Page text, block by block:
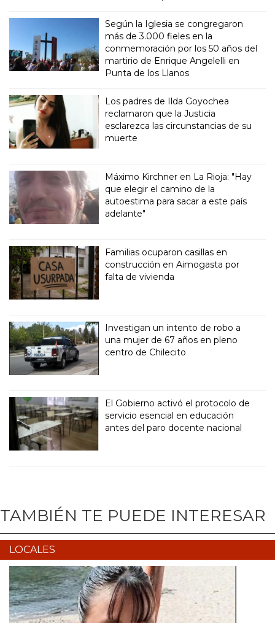
Según la Iglesia se congregaron
más de 3.000 fieles en la
conmemoración por los 50 años del
martirio de Enrique Angelelli en
Punta de los Llanos
Los padres de Ilda Goyochea
reclamaron que la Justicia
esclarezca las circunstancias de su
muerte
Máximo Kirchner en La Rioja: "Hay
que elegir el camino de la
autoestima para sacar a este país
adelante"
Familias ocuparon casillas en
construcción en Aimogasta por
falta de vivienda
Investigan un intento de robo a
una mujer de 67 años en pleno
centro de Chilecito
El Gobierno activó el protocolo de
servicio esencial en educación
antes del paro docente nacional
TAMBIÉN TE PUEDE INTERESAR
LOCALES